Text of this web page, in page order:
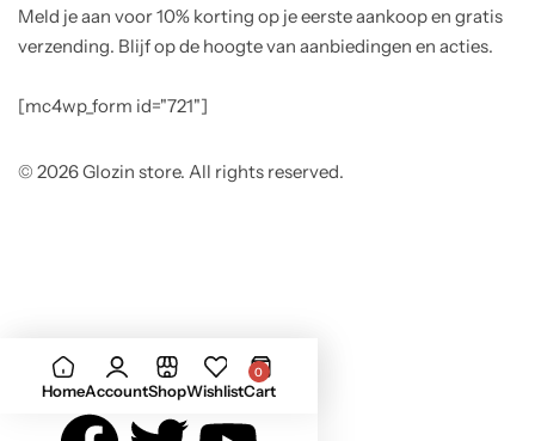
Meld je aan voor 10% korting op je eerste aankoop en gratis
verzending. Blijf op de hoogte van aanbiedingen en acties.
[mc4wp_form id="721"]
© 2026 Glozin store. All rights reserved.
HomeAccountShopWishlist
0
Cart